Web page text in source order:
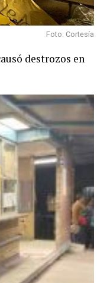
Foto: Cortesía
destrozos en